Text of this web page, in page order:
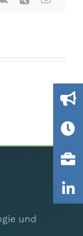
und